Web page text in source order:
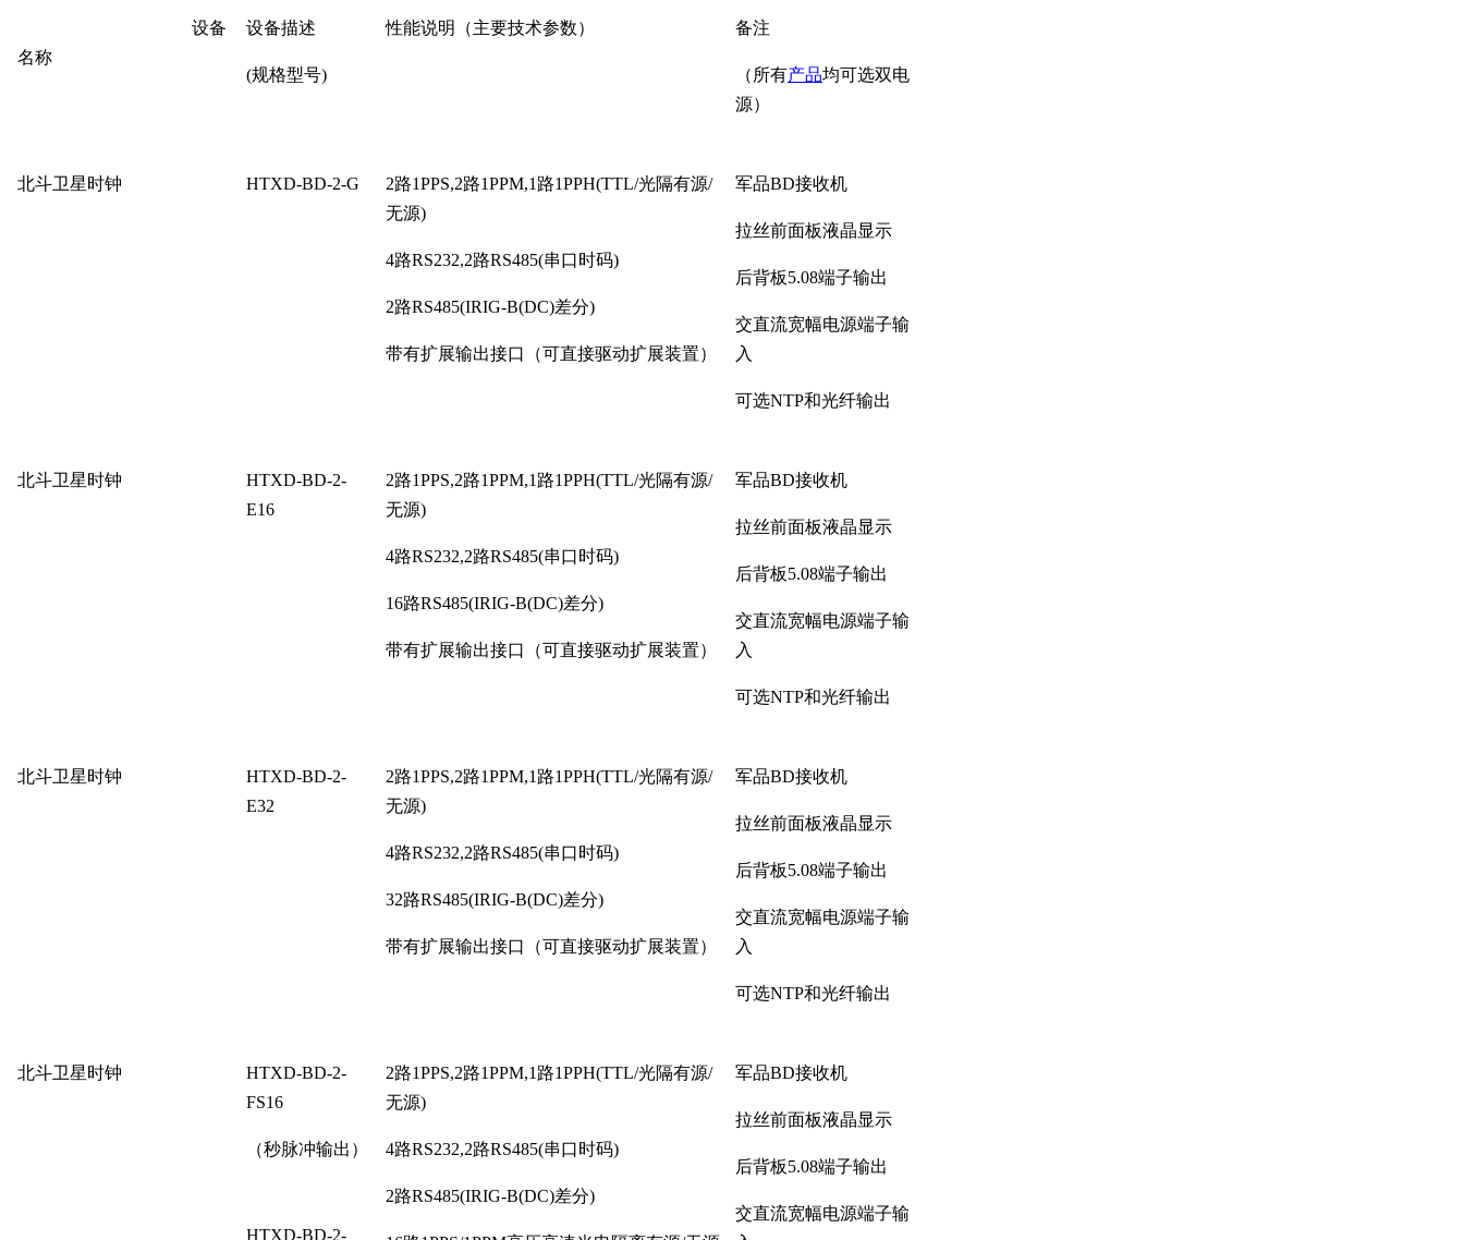
设备
名称
设备描述
(规格型号)
性能说明（主要技术参数） 备注
（所有产品均可选双电
源）
北斗卫星时钟 HTXD-BD-2-G
2路1PPS,2路1PPM,1路1PPH(TTL/光隔有源/
无源)
4路RS232,2路RS485(串口时码)
2路RS485(IRIG-B(DC)差分)
带有扩展输出接口（可直接驱动扩展装置）
军品BD接收机
拉丝前面板液晶显示
后背板5.08端子输出
交直流宽幅电源端子输
入
可选NTP和光纤输出
北斗卫星时钟
HTXD-BD-2-
E16
2路1PPS,2路1PPM,1路1PPH(TTL/光隔有源/
无源)
4路RS232,2路RS485(串口时码)
16路RS485(IRIG-B(DC)差分)
带有扩展输出接口（可直接驱动扩展装置）
军品BD接收机
拉丝前面板液晶显示
后背板5.08端子输出
交直流宽幅电源端子输
入
可选NTP和光纤输出
北斗卫星时钟
HTXD-BD-2-
E32
2路1PPS,2路1PPM,1路1PPH(TTL/光隔有源/
无源)
4路RS232,2路RS485(串口时码)
32路RS485(IRIG-B(DC)差分)
带有扩展输出接口（可直接驱动扩展装置）
军品BD接收机
拉丝前面板液晶显示
后背板5.08端子输出
交直流宽幅电源端子输
入
可选NTP和光纤输出
北斗卫星时钟
HTXD-BD-2-
FS16
（秒脉冲输出）
2路1PPS,2路1PPM,1路1PPH(TTL/光隔有源/
无源)
4路RS232,2路RS485(串口时码)
2路RS485(IRIG-B(DC)差分)
军品BD接收机
拉丝前面板液晶显示
后背板5.08端子输出
交直流宽幅电源端子输
HTXD-BD-2-